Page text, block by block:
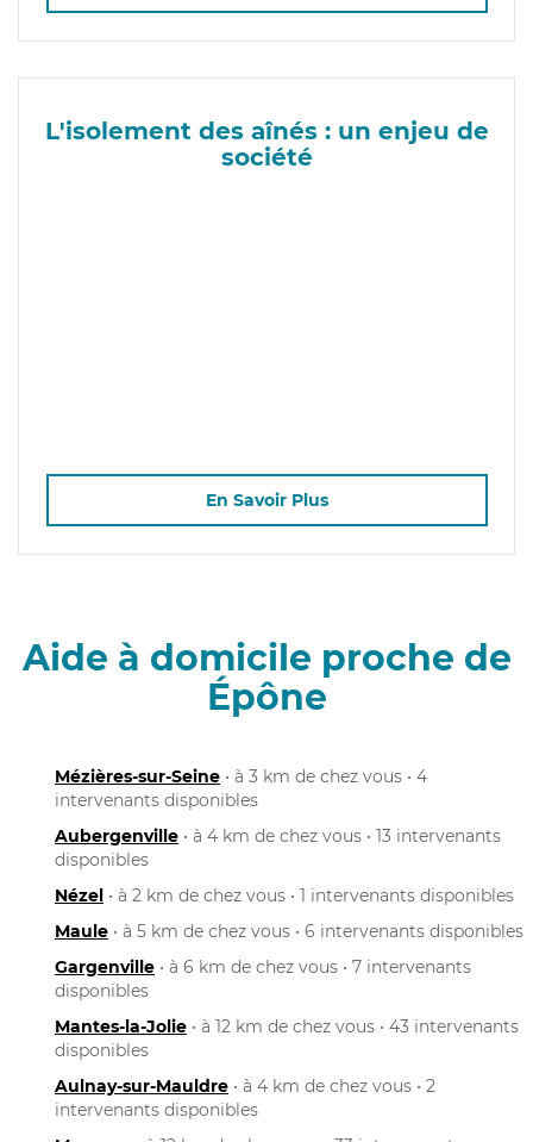
L'isolement des aînés : un enjeu de
société
En Savoir Plus
Aide à domicile proche de
Épône
Mézières-sur-Seine • à 3 km de chez vous • 4
intervenants disponibles
Aubergenville • à 4 km de chez vous • 13 intervenants
disponibles
Nézel • à 2 km de chez vous • 1 intervenants disponibles
Maule • à 5 km de chez vous • 6 intervenants disponibles
Gargenville • à 6 km de chez vous • 7 intervenants
disponibles
Mantes-la-Jolie • à 12 km de chez vous • 43 intervenants
disponibles
Aulnay-sur-Mauldre • à 4 km de chez vous • 2
intervenants disponibles